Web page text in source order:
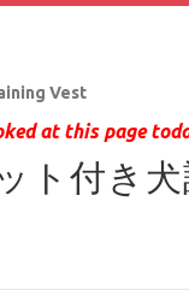
Vest
at this page
ト付き